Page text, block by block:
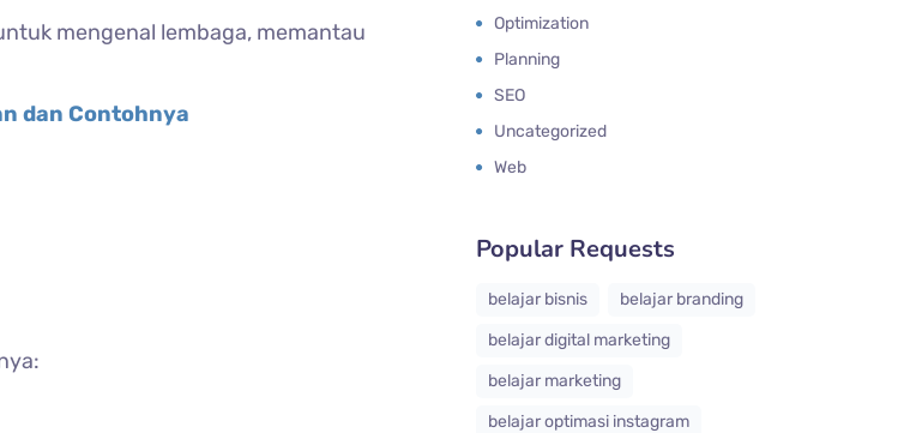
mengenal lembaga, memantau
dan Contohnya
Optimization
Planning
SEO
Uncategorized
Web
Popular Requests
belajar bisnis
belajar branding
belajar digital marketing
belajar marketing
belajar optimasi instagram